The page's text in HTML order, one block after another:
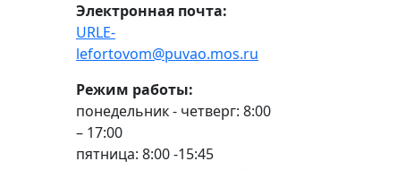
Электронная почта:
URLE-
lefortovom@puvao.mos.ru
Режим работы:
понедельник - четверг: 8:00
– 17:00
пятница: 8:00 -15:45